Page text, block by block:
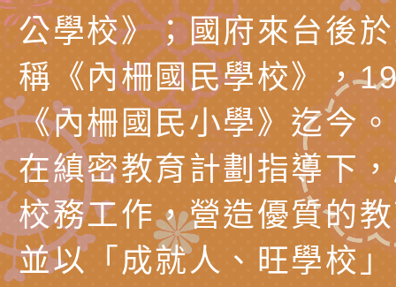
https://reurl.cc/
明會」
制度宣導活動
財團法人人本教育文
擬舉辦『教出會思考
孩-2026森林小學巡
向AI對親子關係的挑
桃園市八德區大成國
辦「桃園市115學年
藝術才能音樂班鑑定
長說明會
有關本局製作本市「
站學生心理關懷平臺
桃園市平鎮區忠貞國
辦「桃園市115學年
藝術才能國樂班鑑定
轉知國立高雄師範大
「2026全國特殊教
函轉內政部檢送修正
公學校》；國府來台後
稱《內柵國民學校》，
《內柵國民小學》迄今。
在縝密教育計劃指導下
校務工作，營造優質的
並以「成就人、旺學校